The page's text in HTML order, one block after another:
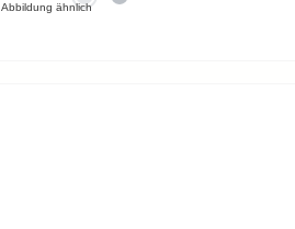
Abbildung ähnlich